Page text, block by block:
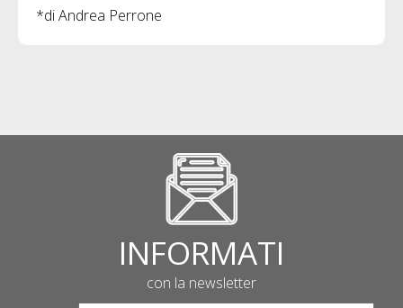
*di Andrea Perrone
INFORMATI
con la newsletter